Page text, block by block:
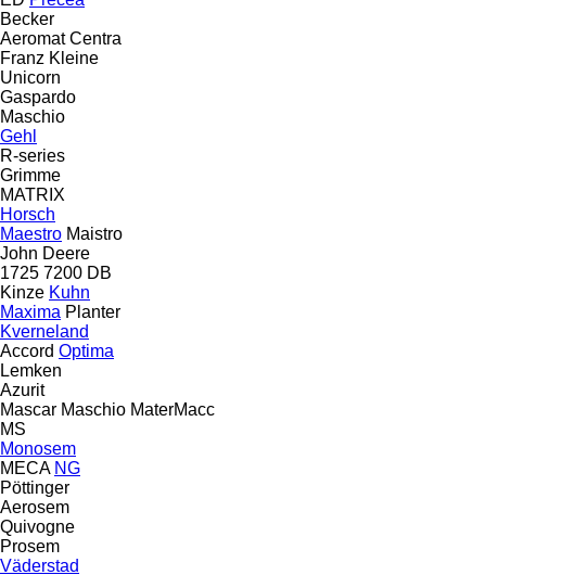
Becker
Aeromat Centra
Franz Kleine
Unicorn
Gaspardo
Maschio
Gehl
R-series
Grimme
MATRIX
Horsch
Maestro Maistro
John Deere
1725 7200 DB
Kinze Kuhn
Maxima Planter
Kverneland
Accord Optima
Lemken
Azurit
Mascar Maschio MaterMacc
MS
Monosem
MECA NG
Pöttinger
Aerosem
Quivogne
Prosem
Väderstad